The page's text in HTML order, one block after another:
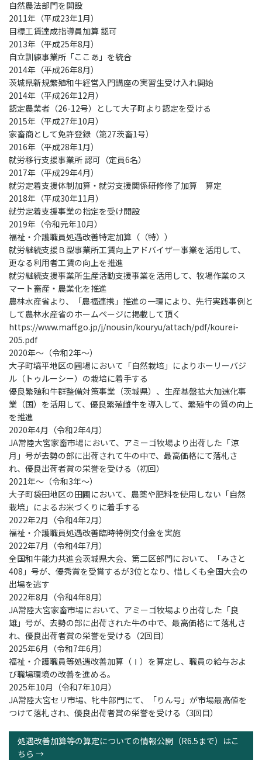
自然農法部門を開設
2011年（平成23年1月）
目標工賃達成指導員加算 認可
2013年（平成25年8月）
自立訓練事業所「ここあ」を統合
2014年（平成26年8月）
茨城県新規繁殖和牛経営入門講座の実習生受け入れ開始
2014年（平成26年12月）
認定農業者（26-12号）として大子町より認定を受ける
2015年（平成27年10月）
家畜商として免許登録（第27茨畜1号）
2016年（平成28年1月）
就労移行支援事業所 認可（定員6名）
2017年（平成29年4月）
就労定着支援体制加算・就労支援関係研修修了加算 算定
2018年（平成30年11月）
就労定着支援事業の指定を受け開設
2019年（令和元年10月）
福祉・介護職員処遇改善特定加算（（特））
就労継続支援Ｂ型事業所工賃向上アドバイザー事業を活用して、
更なる利用者工賃の向上を推進
就労継続支援事業所生産活動支援事業を活用して、牧場作業のス
マート畜産・農業化を推進
農林水産省より、「農福連携」推進の一環により、先行実践事例と
して農林水産省のホームページに掲載して頂く
https://www.maff.go.jp/j/nousin/kouryu/attach/pdf/kourei-
205.pdf
2020年〜（令和2年〜）
大子町塙平地区の圃場において「自然栽培」によりホーリーバジ
ル（トゥルーシー）の栽培に着手する
優良繁殖和牛群整備対策事業（茨城県）、生産基盤拡大加速化事
業（国）を活用して、優良繁殖雌牛を導入して、繁殖牛の質の向上
を推進
2020年4月（令和2年4月）
JA常陸大宮家畜市場において、アミーゴ牧場より出荷した「涼
月」号が去勢の部に出荷されて牛の中で、最高価格にて落札さ
れ、優良出荷者賞の栄誉を受ける（初回）
2021年～（令和3年〜）
大子町袋田地区の田圃において、農薬や肥料を使用しない「自然
栽培」によるお米づくりに着手する
2022年2月（令和4年2月）
福祉・介護職員処遇改善臨時特例交付金を実施
2022年7月（令和4年7月）
全国和牛能力共進会茨城県大会、第二区部門において、「みさと
408」号が、優秀賞を受賞するが3位となり、惜しくも全国大会の
出場を逃す
2022年8月（令和4年8月）
JA常陸大宮家畜市場において、アミーゴ牧場より出荷した「良
雄」号が、去勢の部に出荷された牛の中で、最高価格にて落札さ
れ、優良出荷者賞の栄誉を受ける（2回目）
2025年6月（令和7年6月）
福祉・介護職員等処遇改善加算（Ⅰ）を算定し、職員の給与およ
び職場環境の改善を進める。
2025年10月（令和7年10月）
JA常陸大宮セリ市場、牝牛部門にて、「りん号」が市場最高値を
つけて落札され、優良出荷者賞の栄誉を受ける（3回目）
処遇改善加算等の算定についての情報公開（R6.5まで）はこ
ちら →